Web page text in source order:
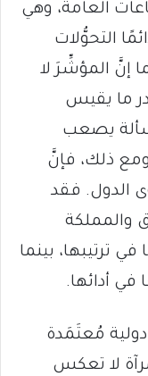
العامة، وهي
التحوُّلات
إنَّ المؤشِّرَ لا
ما يقيس
يصعب
ذلك، فإنَّ
الدول. فقد
والمملكة
ترتيبها، بينما
أدائها.
مُعتَمَدة
لا تعكس